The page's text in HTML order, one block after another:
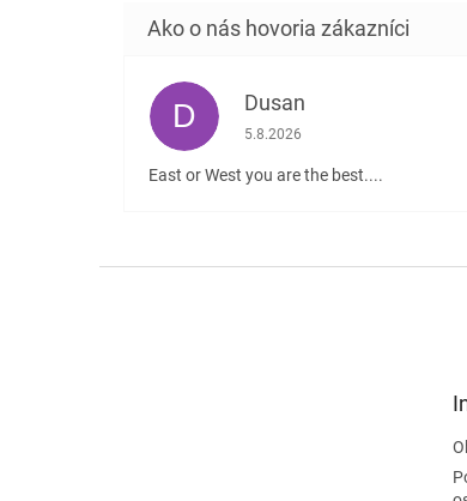
D Dusan
Hodnotenie obchodu je 5 z 5
5.8.2026
East or West you are the best....